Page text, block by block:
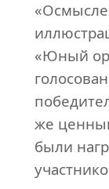
«Юный
же
были